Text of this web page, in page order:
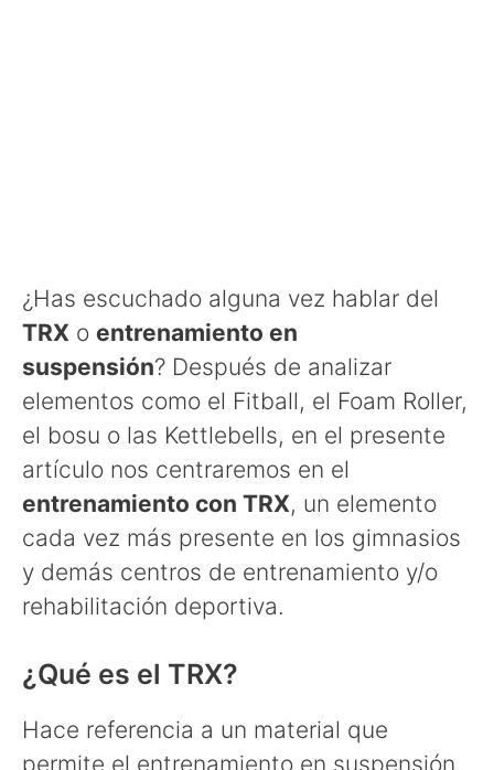
¿Has escuchado alguna vez hablar del
TRX o entrenamiento en
suspensión? Después de analizar
elementos como el Fitball, el Foam Roller,
el bosu o las Kettlebells, en el presente
artículo nos centraremos en el
entrenamiento con TRX, un elemento
cada vez más presente en los gimnasios
y demás centros de entrenamiento y/o
rehabilitación deportiva.
¿Qué es el TRX?
Hace referencia a un material que
permite el entrenamiento en suspensión